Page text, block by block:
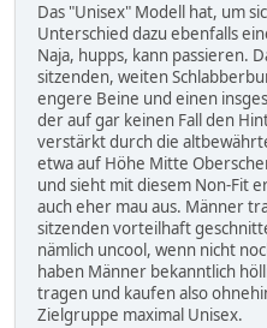
Das "Unisex" Modell hat, um
Unterschied dazu ebenfalls
Naja, hupps, kann passieren.
sitzenden, weiten
engere Beine und einen
der auf gar keinen Fall den
verstärkt durch die
etwa auf Höhe Mitte
und sieht mit diesem Non-Fit
auch eher mau aus. Männer
sitzenden vorteilhaft
nämlich uncool, wenn nicht
haben Männer bekanntlich
tragen und kaufen also
Zielgruppe maximal Unisex.